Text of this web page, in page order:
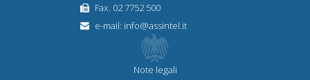
Fax. 02 7752 500
e-mail: info@assintel.it
Note legali